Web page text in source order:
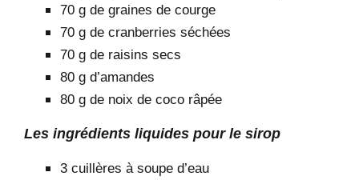
70 g de graines de courge
70 g de cranberries séchées
70 g de raisins secs
80 g d’amandes
80 g de noix de coco râpée
Les ingrédients liquides pour le sirop
3 cuillères à soupe d’eau